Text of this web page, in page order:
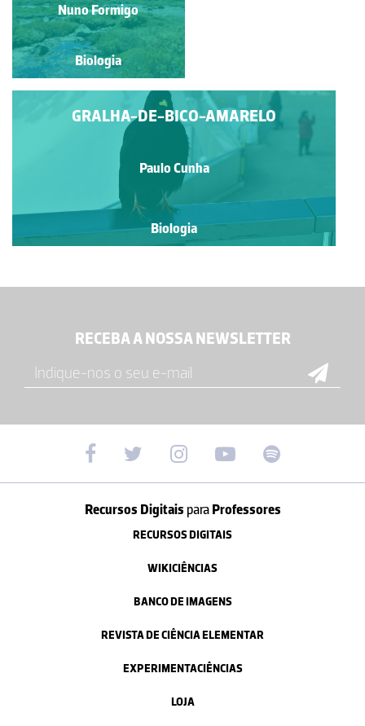
Martins e Nuno Formigo
Biologia
Nuno Formigo
Biologia
GRALHA-DE-BICO-AMARELO
Paulo Cunha
Biologia
RECEBA A NOSSA NEWSLETTER
Recursos Digitais paraProfessores
RECURSOS DIGITAIS
WIKICIÊNCIAS
BANCO DE IMAGENS
REVISTA DE CIÊNCIA ELEMENTAR
EXPERIMENTACIÊNCIAS
LOJA